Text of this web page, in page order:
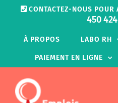
Passer
CONTACTEZ-NOUS POUR
450
À PROPOS LABO RH
PAIEMENT EN LIGNE